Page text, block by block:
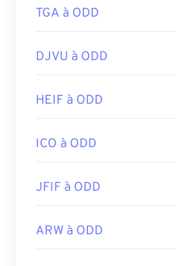
TGA à ODD
DJVU à ODD
HEIF à ODD
ICO à ODD
JFIF à ODD
ARW à ODD